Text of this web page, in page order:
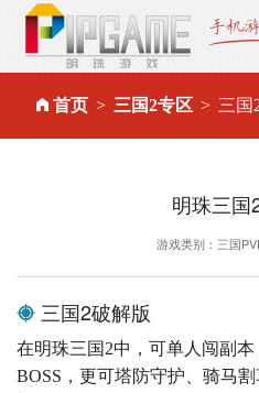
首页 三国2专区 三国
明珠三国
游戏类别：三国
三国2破解版
在明珠三国2中，可单人闯副
BOSS，更可塔防守护、骑马